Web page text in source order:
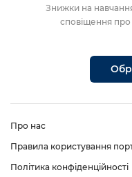
Знижки на
сповіщення про
Про нас
Правила користування
Політика конфіденційності